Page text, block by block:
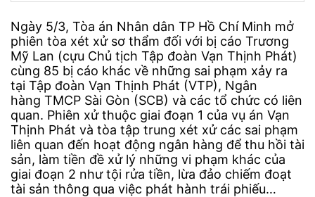
Ngày 5/3, Tòa án Nhân dân TP Hồ Chí Minh mở
phiên tòa xét xử sơ thẩm đối với bị cáo Trương
Mỹ Lan (cựu Chủ tịch Tập đoàn Vạn Thịnh Phát)
cùng 85 bị cáo khác về những sai phạm xảy ra
tại Tập đoàn Vạn Thịnh Phát (VTP), Ngân
hàng TMCP Sài Gòn (SCB) và các tổ chức có liên
quan. Phiên xử thuộc giai đoạn 1 của vụ án Vạn
Thịnh Phát và tòa tập trung xét xử các sai phạm
liên quan đến hoạt động ngân hàng để thu hồi tài
sản, làm tiền đề xử lý những vi phạm khác của
giai đoạn 2 như tội rửa tiền, lừa đảo chiếm đoạt
tài sản thông qua việc phát hành trái phiếu…